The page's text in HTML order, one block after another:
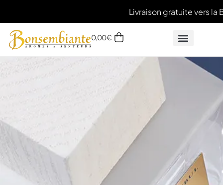
Livraison gratuite vers la
0,00€